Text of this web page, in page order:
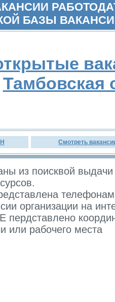
БАЗЫ
Тамбовская
Смотреть
из поисквой
организации на
или рабочего места